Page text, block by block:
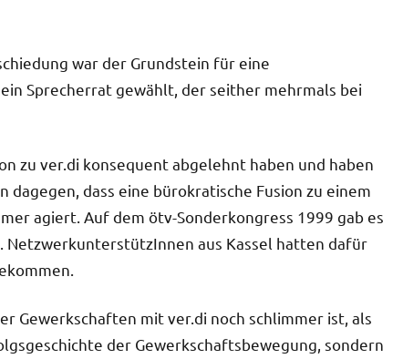
war der Grundstein für eine
Sprecherrat gewählt, der seither mehrmals bei
zu ver.di konsequent abgelehnt haben und haben
dass eine bürokratische Fusion zu einem
agiert. Auf dem ötv-Sonderkongress 1999 gab es
NetzwerkunterstützInnen aus Kassel hatten dafür
Gewerkschaften mit ver.di noch schlimmer ist, als
der Gewerkschaftsbewegung, sondern